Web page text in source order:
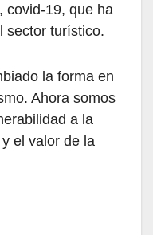
covid-19, que ha
sector turístico.
la forma en
Ahora somos
a la
el valor de la